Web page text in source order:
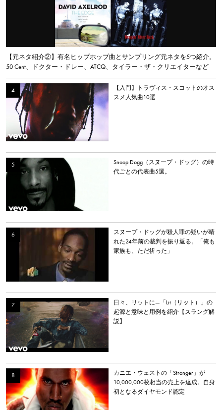
【元ネタ紹介②】有名ヒップホップ曲とサンプリング元ネタを5つ紹介。
50 Cent、ドクター・ドレー、ATCQ、タイラー・ザ・クリエイターなど
【入門】トラヴィス・スコットのオス
スメ人気曲10選
Snoop Dogg（スヌープ・ドッグ）の時
代ごとの代表曲5選。
スヌープ・ドッグが殺人罪の疑いが晴
れた24年前の裁判を振り返る。「俺も
家族も、ただ祈った」
日々、リットに—「Lit（リット）」の
起源と意味と用例を紹介【スラング解
説】
カニエ・ウェストの「Stronger」が
10,000,000枚相当の売上を達成。自身
初となるダイヤモンド認定